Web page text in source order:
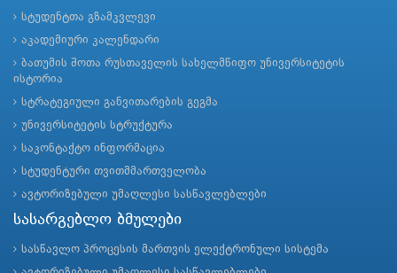
სტუდენტთა გზამკვლევი
აკადემიური კალენდარი
ბათუმის შოთა რუსთაველის სახელმწიფო უნივერსიტეტის
ისტორია
სტრატეგიული განვითარების გეგმა
უნივერსიტეტის სტრუქტურა
საკონტაქტო ინფორმაცია
სტუდენტური თვითმმართველობა
ავტორიზებული უმაღლესი სასწავლებლები
სასარგებლო ბმულები
სასწავლო პროცესის მართვის ელექტრონული სისტემა